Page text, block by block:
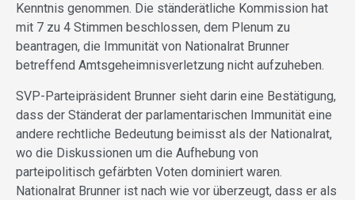
Kenntnis genommen. Die ständerätliche Kommission hat
mit 7 zu 4 Stimmen beschlossen, dem Plenum zu
beantragen, die Immunität von Nationalrat Brunner
betreffend Amtsgeheimnisverletzung nicht aufzuheben.
SVP-Parteipräsident Brunner sieht darin eine Bestätigung,
dass der Ständerat der parlamentarischen Immunität eine
andere rechtliche Bedeutung beimisst als der Nationalrat,
wo die Diskussionen um die Aufhebung von
parteipolitisch gefärbten Voten dominiert waren.
Nationalrat Brunner ist nach wie vor überzeugt, dass er als